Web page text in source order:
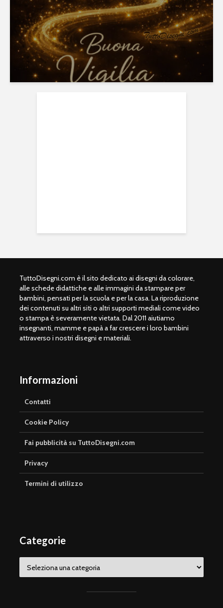
TuttoDisegni.com è il sito dedicato ai disegni da colorare,
alle schede didattiche e alle immagini da stampare per
bambini, pensati per la scuola e per la casa. La riproduzione
dei contenuti su altri siti o altri supporti mediali come video
o stampa è severamente vietata. Dal 2011 aiutiamo
insegnanti, mamme e papà a far crescere i loro bambini
attraverso i nostri disegni e materiali.
Informazioni
Contatti
Cookie Policy
Fai pubblicità su TuttoDisegni.com
Privacy
Termini di utilizzo
Categorie